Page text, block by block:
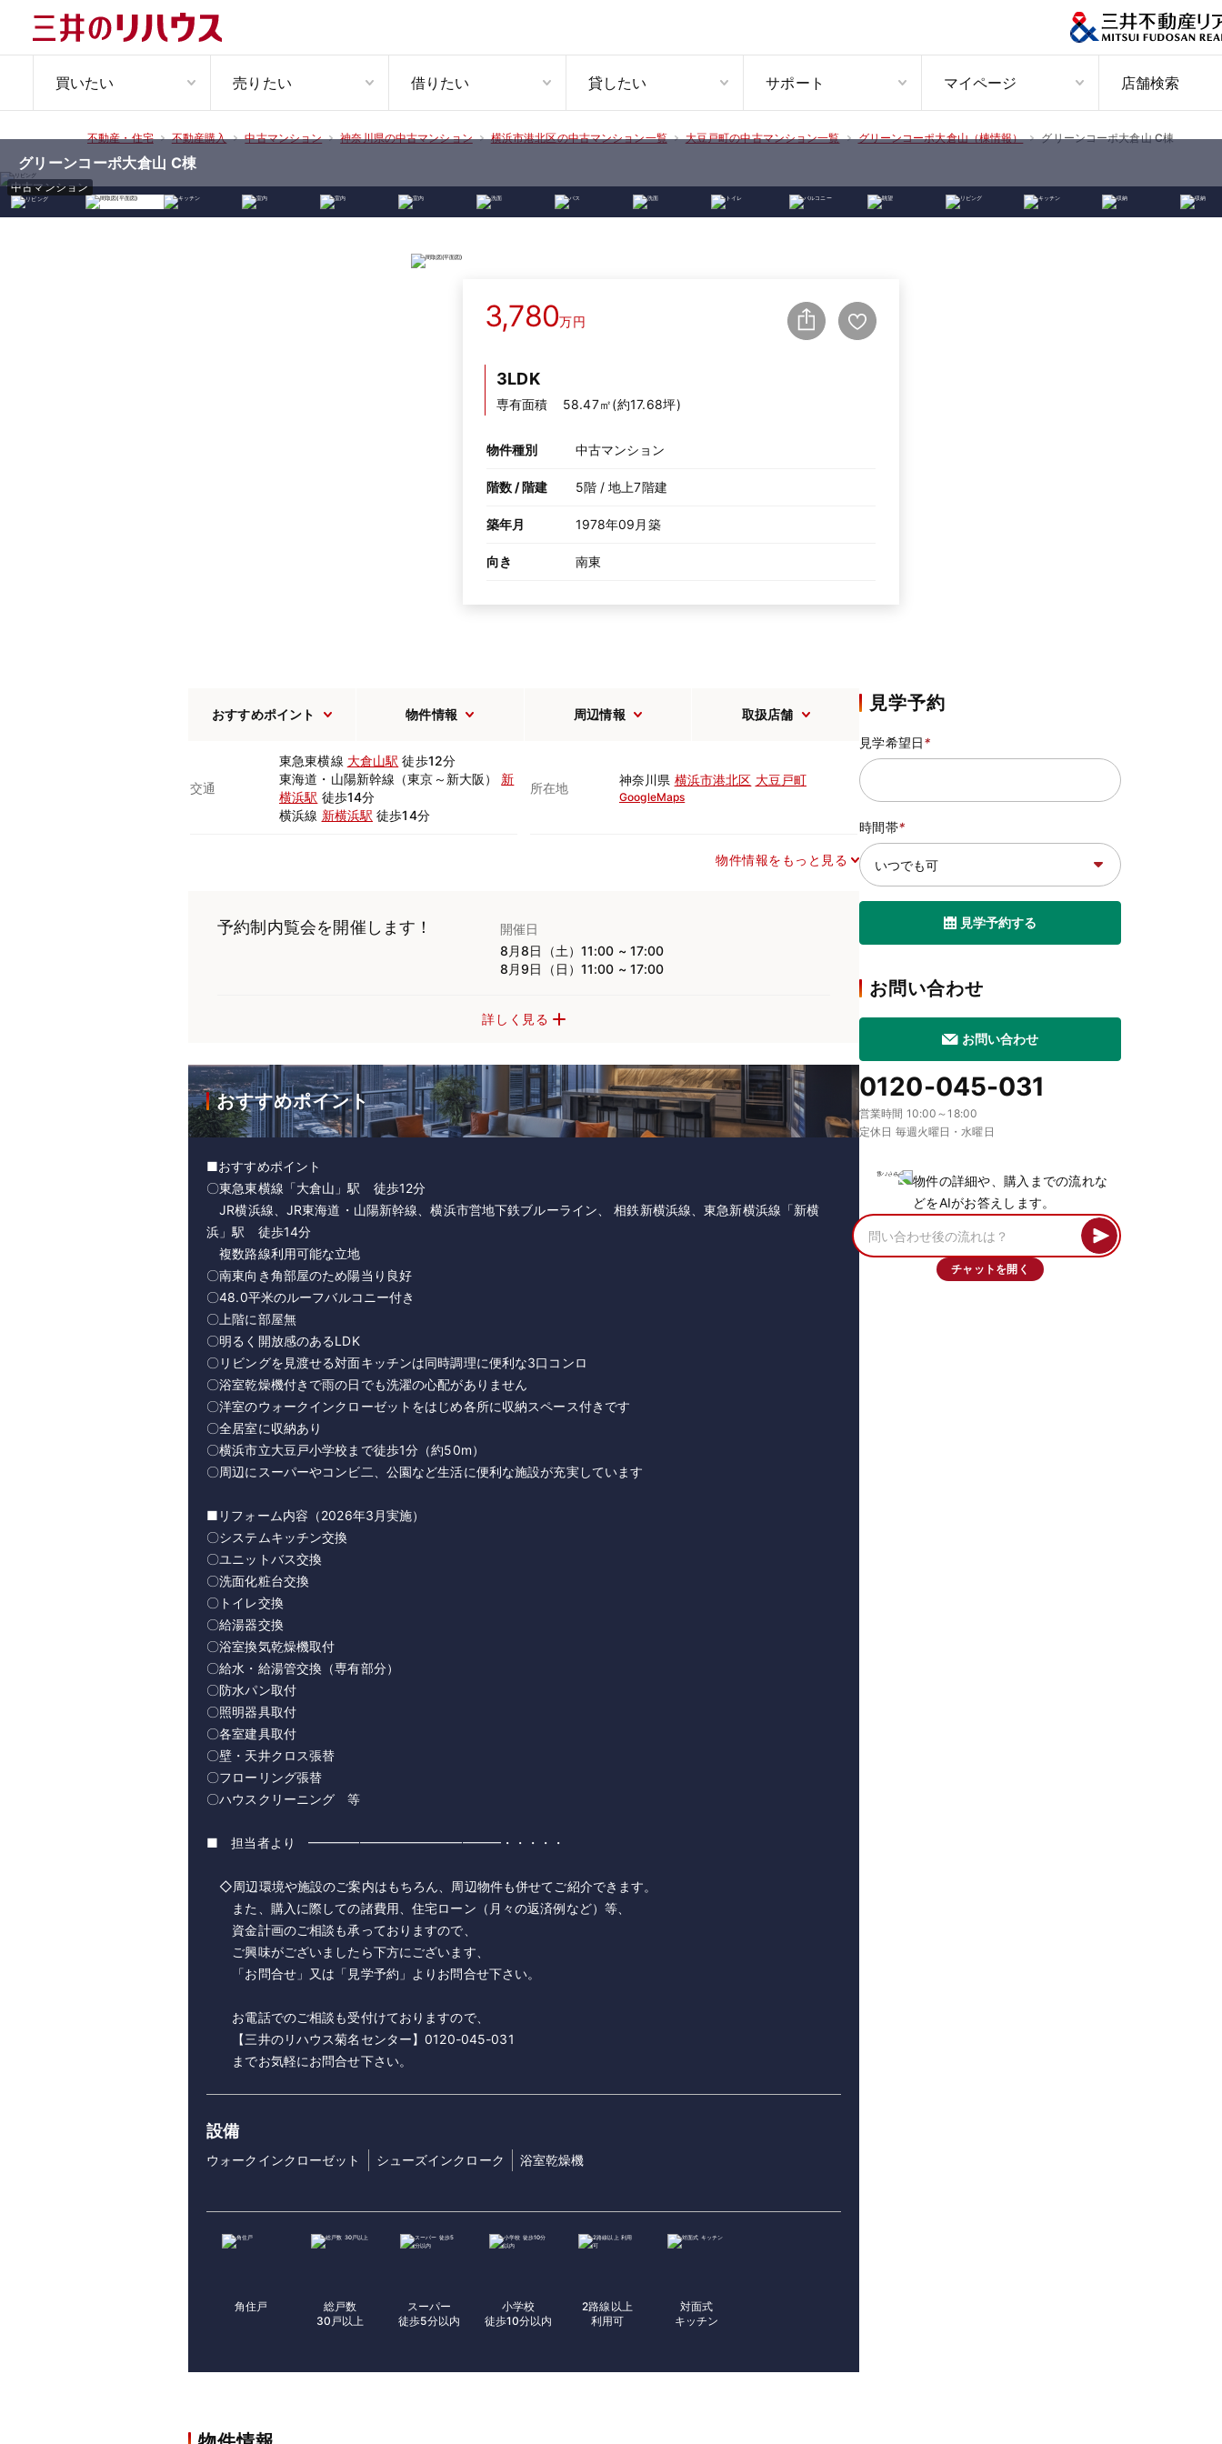
買いたい 売りたい 借りたい 貸したい サポート マイページ 店舗検索
不動産・住宅 不動産購入 中古マンション 神奈川県の中古マンション 横浜市港北区の中古マンション一覧 大豆戸町の中古マンション一覧 グリーンコーポ大倉山（棟情報） グリーンコーポ大倉山 C棟
中古マンション
グリーンコーポ大倉山 C棟
3,780万円
3LDK
専有面積 58.47㎡(約17.68坪)
物件種別 中古マンション
階数 / 階建 5階 / 地上7階建
築年月 1978年09月築
向き 南東
おすすめポイント 物件情報 周辺情報 取扱店舗
交通
東急東横線 大倉山駅 徒歩12分
東海道・山陽新幹線（東京～新大阪） 新
横浜駅 徒歩14分
横浜線 新横浜駅 徒歩14分
所在地
神奈川県 横浜市港北区 大豆戸町
GoogleMaps
物件情報をもっと見る
予約制内覧会を開催します！
開催日
8月8日（土）11:00 ~ 17:00
8月9日（日）11:00 ~ 17:00
詳しく見る
おすすめポイント
■おすすめポイント
〇東急東横線「大倉山」駅 徒歩12分
JR横浜線、JR東海道・山陽新幹線、横浜市営地下鉄ブルーライン、 相鉄新横浜線、東急新横浜線「新横
浜」駅 徒歩14分
複数路線利用可能な立地
〇南東向き角部屋のため陽当り良好
〇48.0平米のルーフバルコニー付き
〇上階に部屋無
〇明るく開放感のあるLDK
〇リビングを見渡せる対面キッチンは同時調理に便利な3口コンロ
〇浴室乾燥機付きで雨の日でも洗濯の心配がありません
〇洋室のウォークインクローゼットをはじめ各所に収納スペース付きです
〇全居室に収納あり
〇横浜市立大豆戸小学校まで徒歩1分（約50m）
〇周辺にスーパーやコンビ二、公園など生活に便利な施設が充実しています
■リフォーム内容（2026年3月実施）
〇システムキッチン交換
〇ユニットバス交換
〇洗面化粧台交換
〇トイレ交換
〇給湯器交換
〇浴室換気乾燥機取付
〇給水・給湯管交換（専有部分）
〇防水パン取付
〇照明器具取付
〇各室建具取付
〇壁・天井クロス張替
〇フローリング張替
〇ハウスクリーニング 等
■ 担当者より ━━━━━━━━━━━━━━━・・・・・
◇周辺環境や施設のご案内はもちろん、周辺物件も併せてご紹介できます。
また、購入に際しての諸費用、住宅ローン（月々の返済例など）等、
資金計画のご相談も承っておりますので、
ご興味がございましたら下方にございます、
「お問合せ」又は「見学予約」よりお問合せ下さい。
お電話でのご相談も受付けておりますので、
【三井のリハウス菊名センター】0120-045-031
までお気軽にお問合せ下さい。
設備
ウォークインクローゼット シューズインクローク 浴室乾燥機
角住戸
総戸数
30戸以上
スーパー
徒歩5分以内
小学校
徒歩10分以内
2路線以上
利用可
対面式
キッチン
見学予約
見学希望日*
時間帯*
見学予約する
お問い合わせ
お問い合わせ
0120-045-031
営業時間 10:00～18:00
定休日 毎週火曜日・水曜日
物件の詳細や、購入までの流れな
どをAIがお答えします。
チャットを開く